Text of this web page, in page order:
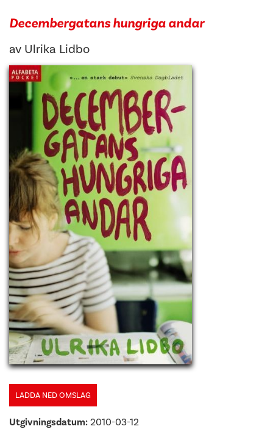
Decembergatans hungriga andar
av Ulrika Lidbo
LADDA NED OMSLAG
Utgivningsdatum: 2010-03-12